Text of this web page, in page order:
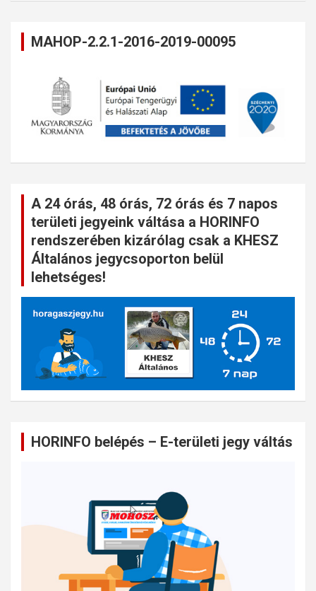
MAHOP-2.2.1-2016-2019-00095
A 24 órás, 48 órás, 72 órás és 7 napos
területi jegyeink váltása a HORINFO
rendszerében kizárólag csak a KHESZ
Általános jegycsoporton belül
lehetséges!
HORINFO belépés – E-területi jegy váltás